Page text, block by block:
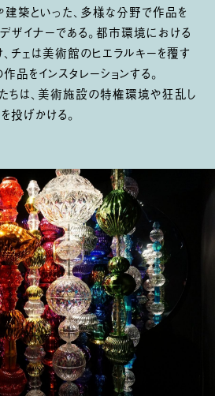
建築といった、多様な分野で作品を
ザイナーである。都市環境における
チェは美術館のヒエラルキーを覆す
品をインスタレーションする。
ちは、美術施設の特権環境や狂乱し
げかける。